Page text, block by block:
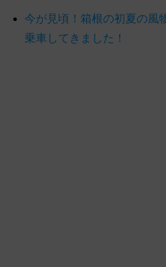
今が見頃！箱根の初夏の風
乗車してきました！